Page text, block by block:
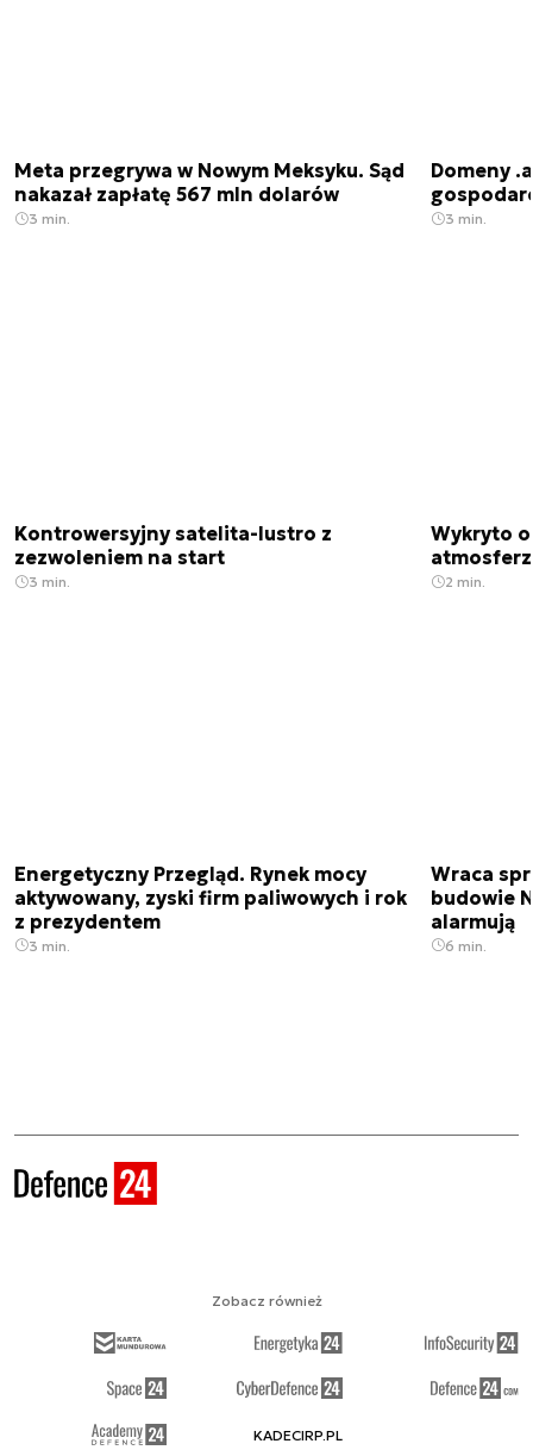
Meta przegrywa w Nowym Meksyku. Sąd
nakazał zapłatę 567 mln dolarów
3 min.
Domeny
3 min.
Kontrowersyjny satelita-lustro z
zezwoleniem na start
3 min.
Wykryto
2 min.
Energetyczny Przegląd. Rynek mocy
aktywowany, zyski firm paliwowych i rok
z prezydentem
3 min.
Wraca
budowie
alarmują
6 min.
Zobacz również
KADECIRP.PL